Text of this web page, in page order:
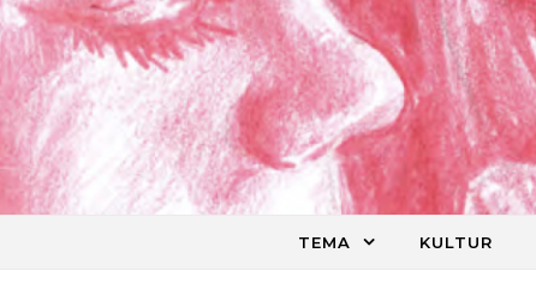
Skip to content
TEMA KULTUR